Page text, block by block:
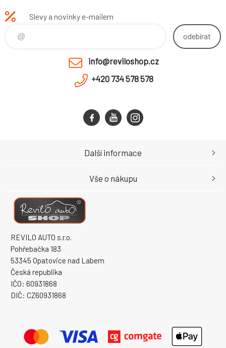
Slevy a novinky e-mailem
odebírat
info@reviloshop.cz
+420 734 578 578
REVILO AUTO s.r.o.
Pohřebačka 183
53345 Opatovice nad Labem
Česká republika
IČO: 60931868
DIČ: CZ60931868
Další informace
Vše o nákupu